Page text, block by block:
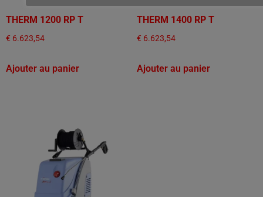
THERM 1200 RP T
€ 6.623,54
Ajouter au panier
THERM 1400 RP T
€ 6.623,54
Ajouter au panier